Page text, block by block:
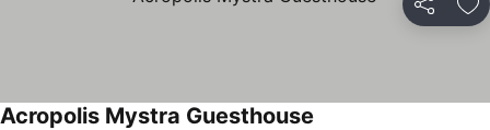
Partilhar
Acropolis Mystra Guesthouse